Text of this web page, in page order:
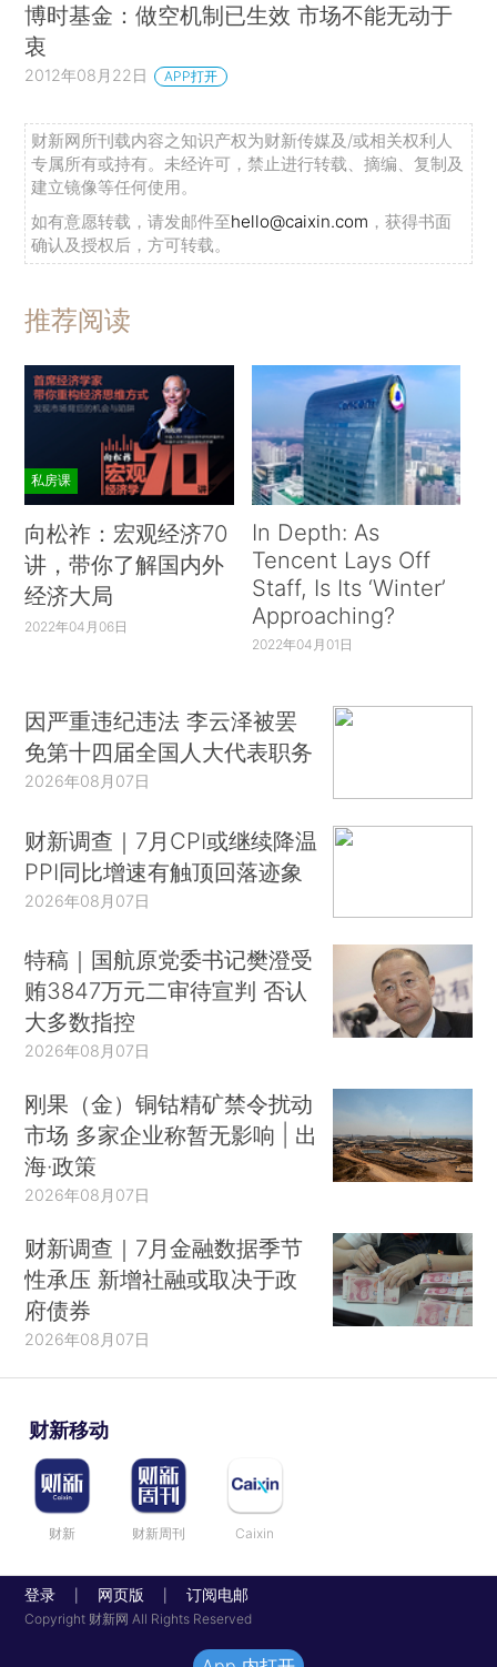
博时基金：做空机制已生效 市场不能无动于
衷
2012年08月22日 APP打开
财新网所刊载内容之知识产权为财新传媒及/或相关权利人
专属所有或持有。未经许可，禁止进行转载、摘编、复制及
建立镜像等任何使用。
如有意愿转载，请发邮件至hello@caixin.com ，获得书面
确认及授权后，方可转载。
推荐阅读
私房课
向松祚：宏观经济70
讲，带你了解国内外
经济大局
2022年04月06日
In Depth: As
Tencent Lays Off
Staff, Is Its ‘Winter’
Approaching?
2022年04月01日
因严重违纪违法 李云泽被罢
免第十四届全国人大代表职务
2026年08月07日
财新调查｜7月CPI或继续降温
PPI同比增速有触顶回落迹象
2026年08月07日
特稿｜国航原党委书记樊澄受
贿3847万元二审待宣判 否认
大多数指控
2026年08月07日
刚果（金）铜钴精矿禁令扰动
市场 多家企业称暂无影响 | 出
海·政策
2026年08月07日
财新调查｜7月金融数据季节
性承压 新增社融或取决于政
府债券
2026年08月07日
财新移动
财新 财新周刊 Caixin
登录 网页版 订阅电邮
Copyright 财新网 All Rights Reserved